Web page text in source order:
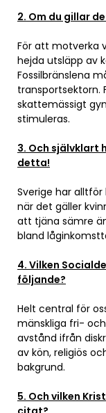
2. Om du gillar
För att motverka
hejda utsläpp av
Fossilbränslena
transportsektorn.
skattemässigt
stimuleras.
3. Och självklart
detta!
Sverige har alltför
när det gäller
att tjäna sämre
bland
4. Vilken
följande?
Helt central för
mänskliga fri-
avstånd ifrån
av kön, religiös
bakgrund.
5. Och vilken